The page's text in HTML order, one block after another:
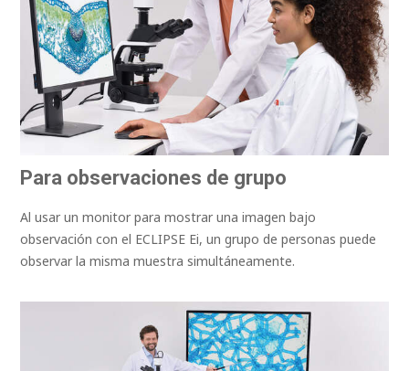
Para observaciones de grupo
Al usar un monitor para mostrar una imagen bajo
observación con el ECLIPSE Ei, un grupo de personas puede
observar la misma muestra simultáneamente.